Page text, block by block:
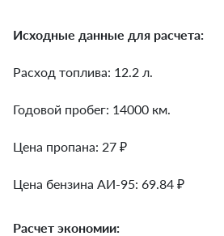
Исходные данные для расчета:
Расход топлива: 12.2 л.
Годовой пробег: 14000 км.
Цена пропана: 27 ₽
Цена бензина АИ-95: 69.84 ₽
Расчет экономии: